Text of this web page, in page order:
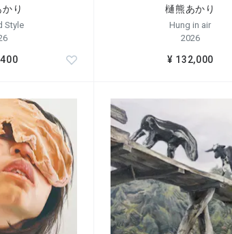
り
Style
樋熊あかり
Hung in air
2026
¥ 132,000